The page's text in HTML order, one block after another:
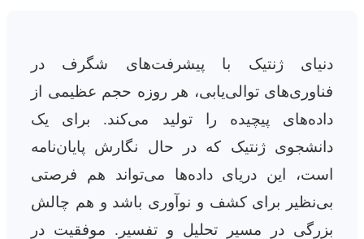
دنیای ژنتیک با پیشرفت‌های شگرف در
فناوری‌های توالی‌یابی، هر روزه حجم عظیمی از
داده‌های پیچیده را تولید می‌کند. برای یک
دانشجوی ژنتیک که در حال نگارش پایان‌نامه
است، این دریای داده‌ها می‌تواند هم فرصتی
بی‌نظیر برای کشف و نوآوری باشد و هم چالش
بزرگی در مسیر تحلیل و تفسیر. موفقیت در